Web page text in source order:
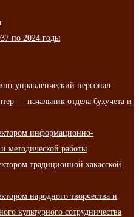
по 2024 годы
управленческий персонал
— начальник отдела бухучета и
информационно-
методической работы
традиционной хакасской
народного творчества и
культурного сотрудничества